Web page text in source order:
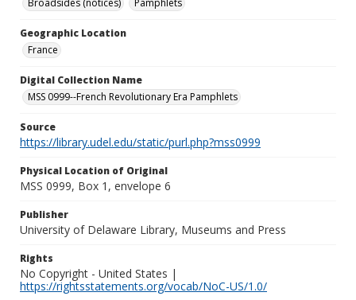
Broadsides (notices)
Pamphlets
Geographic Location
France
Digital Collection Name
MSS 0999--French Revolutionary Era Pamphlets
Source
https://library.udel.edu/static/purl.php?mss0999
Physical Location of Original
MSS 0999, Box 1, envelope 6
Publisher
University of Delaware Library, Museums and Press
Rights
No Copyright - United States |
https://rightsstatements.org/vocab/NoC-US/1.0/